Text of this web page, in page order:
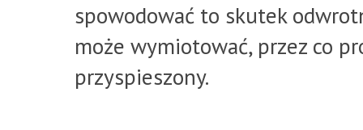
spowodować to skutek
może wymiotować, przez co
przyspieszony.